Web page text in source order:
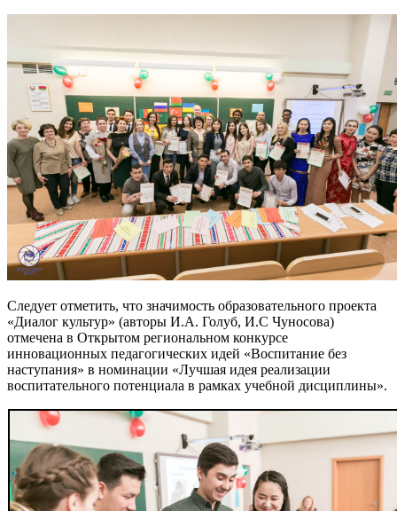
Следует отметить, что значимость образовательного проекта
«Диалог культур» (авторы И.А. Голуб, И.С Чуносова)
отмечена в Открытом региональном конкурсе
инновационных педагогических идей «Воспитание без
наступания» в номинации «Лучшая идея реализации
воспитательного потенциала в рамках учебной дисциплины».